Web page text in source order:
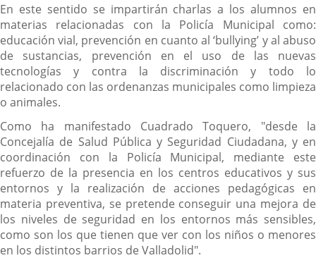
En este sentido se impartirán charlas a los alumnos en
materias relacionadas con la Policía Municipal como:
educación vial, prevención en cuanto al ‘bullying’ y al abuso
de sustancias, prevención en el uso de las nuevas
tecnologías y contra la discriminación y todo lo
relacionado con las ordenanzas municipales como limpieza
o animales.
Como ha manifestado Cuadrado Toquero, "desde la
Concejalía de Salud Pública y Seguridad Ciudadana, y en
coordinación con la Policía Municipal, mediante este
refuerzo de la presencia en los centros educativos y sus
entornos y la realización de acciones pedagógicas en
materia preventiva, se pretende conseguir una mejora de
los niveles de seguridad en los entornos más sensibles,
como son los que tienen que ver con los niños o menores
en los distintos barrios de Valladolid".